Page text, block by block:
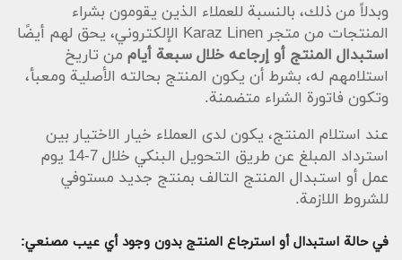
وبدلاً من ذلك، بالنسبة للعملاء الذين يقومون بشراء
المنتجات من متجر Karaz Linen الإلكتروني، يحق لهم أيضًا
استبدال المنتج أو إرجاعه خلال سبعة أيام من تاريخ
استلامهم له، بشرط أن يكون المنتج بحالته الأصلية ومعبأ،
وتكون فاتورة الشراء متضمنة.
عند استلام المنتج، يكون لدى العملاء خيار الاختيار بين
استرداد المبلغ عن طريق التحويل البنكي خلال 7-14 يوم
عمل أو استبدال المنتج التالف بمنتج جديد مستوفي
للشروط اللازمة.
في حالة استبدال أو استرجاع المنتج بدون وجود أي عيب مصنعي: